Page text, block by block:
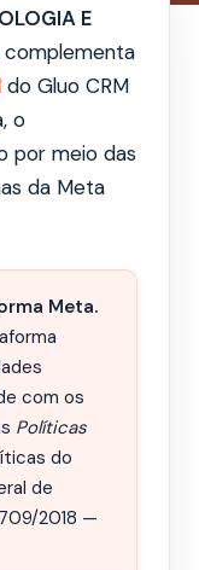
E
complementa
do Gluo CRM
o
por meio das
da Meta
Meta.
com os
Políticas
do
de
2018 —